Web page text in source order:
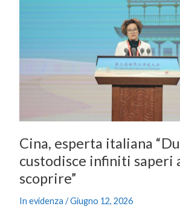
Cina, esperta italiana
custodisce infiniti saperi
scoprire”
In evidenza /Giugno 12, 2026
saperi
ancora